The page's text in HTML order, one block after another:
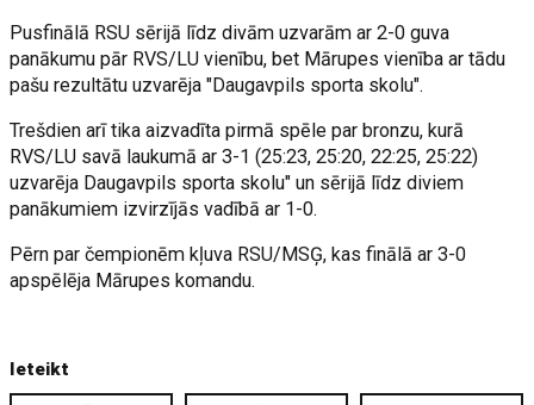
Pusfinālā RSU sērijā līdz divām uzvarām ar 2-0 guva
panākumu pār RVS/LU vienību, bet Mārupes vienība ar tādu
pašu rezultātu uzvarēja "Daugavpils sporta skolu".
Trešdien arī tika aizvadīta pirmā spēle par bronzu, kurā
RVS/LU savā laukumā ar 3-1 (25:23, 25:20, 22:25, 25:22)
uzvarēja Daugavpils sporta skolu" un sērijā līdz diviem
panākumiem izvirzījās vadībā ar 1-0.
Pērn par čempionēm kļuva RSU/MSĢ, kas finālā ar 3-0
apspēlēja Mārupes komandu.
Ieteikt